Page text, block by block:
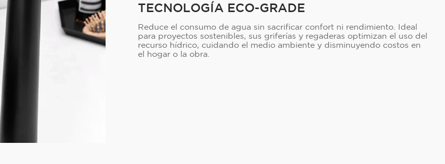
TECNOLOGÍA ECO-GRADE
Reduce el consumo de agua sin sacrificar confort ni rendimiento. Ideal
para proyectos sostenibles, sus griferías y regaderas optimizan el uso del
recurso hídrico, cuidando el medio ambiente y disminuyendo costos en
el hogar o la obra.